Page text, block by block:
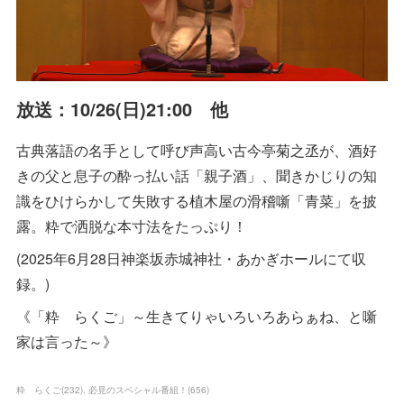
放送：10/26(日)21:00 他
古典落語の名手として呼び声高い古今亭菊之丞が、酒好
きの父と息子の酔っ払い話「親子酒」、聞きかじりの知
識をひけらかして失敗する植木屋の滑稽噺「青菜」を披
露。粋で洒脱な本寸法をたっぷり！
(2025年6月28日神楽坂赤城神社・あかぎホールにて収
録。)
《「粋 らくご」～生きてりゃいろいろあらぁね、と噺
家は言った～》
粋 らくご(232) 必見のスペシャル番組！ (656)